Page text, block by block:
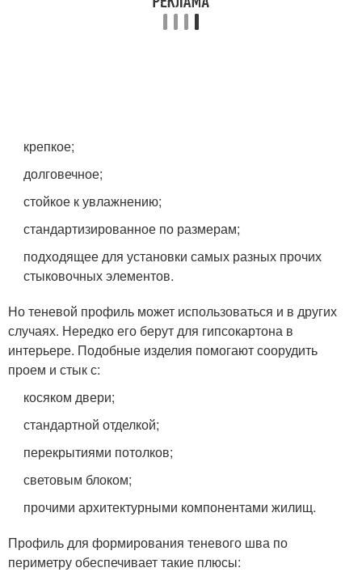
крепкое;
долговечное;
стойкое к увлажнению;
стандартизированное по размерам;
подходящее для установки самых разных прочих
стыковочных элементов.
Но теневой профиль может использоваться и в других
случаях. Нередко его берут для гипсокартона в
интерьере. Подобные изделия помогают соорудить
проем и стык с:
косяком двери;
стандартной отделкой;
перекрытиями потолков;
световым блоком;
прочими архитектурными компонентами жилищ.
Профиль для формирования теневого шва по
периметру обеспечивает такие плюсы: